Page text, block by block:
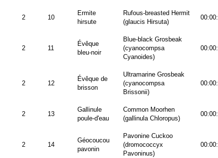
2 10
Ermite
hirsute
Rufous-breasted Hermit
(glaucis Hirsuta)
2 11
Évêque
bleu-noir
Blue-black Grosbeak
(cyanocompsa
Cyanoides)
2 12
Évêque de
brisson
Ultramarine Grosbeak
(cyanocompsa
Brissonii)
2 13
Gallinule
poule-d'eau
Common Moorhen
(gallinula Chloropus)
2 14
Géocoucou
pavonin
Pavonine Cuckoo
(dromococcyx
Pavoninus)